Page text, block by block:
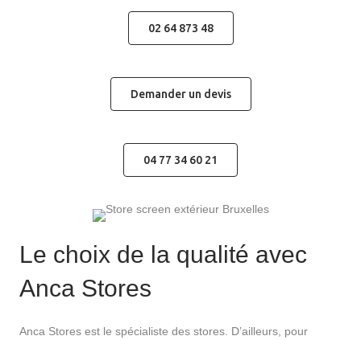
02 64 873 48
Demander un devis
04 77 34 60 21
Le choix de la qualité avec
Anca Stores
Anca Stores est le spécialiste des stores. D’ailleurs, pour